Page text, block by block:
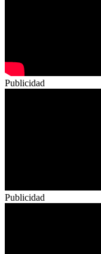
Publicidad
Publicidad